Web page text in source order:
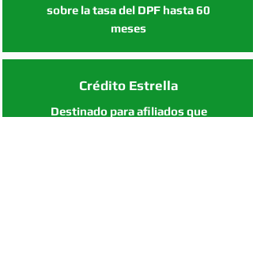
sobre la tasa del DPF hasta 60
meses
Crédito Estrella
Destinado para afiliados que